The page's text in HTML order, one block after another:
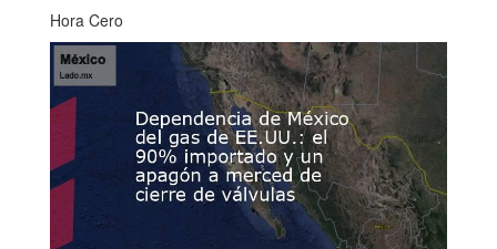
Hora Cero